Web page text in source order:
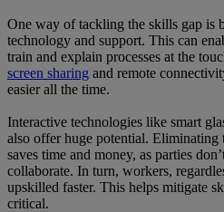
One way of tackling the skills gap is
technology and support. This can
train and explain processes at the
screen sharing and remote
easier all the time.
Interactive technologies like smart
also offer huge potential. Eliminating
saves time and money, as parties
collaborate. In turn, workers,
upskilled faster. This helps mitigate
critical.